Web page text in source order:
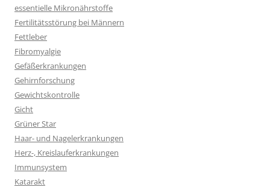
essentielle Mikronährstoffe
Fertilitätsstörung bei Männern
Fettleber
Fibromyalgie
Gefäßerkrankungen
Gehirnforschung
Gewichtskontrolle
Gicht
Grüner Star
Haar- und Nagelerkrankungen
Herz-, Kreislauferkrankungen
Immunsystem
Katarakt